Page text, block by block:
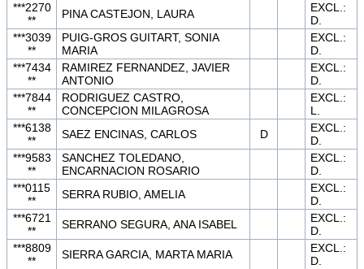
***2270
**
PINA CASTEJON, LAURA
EXCL.:
D.
***3039
**
PUIG-GROS GUITART, SONIA
MARIA
EXCL.:
D.
***7434
**
RAMIREZ FERNANDEZ, JAVIER
ANTONIO
EXCL.:
D.
***7844
**
RODRIGUEZ CASTRO,
CONCEPCION MILAGROSA
EXCL.:
L.
***6138
**
SAEZ ENCINAS, CARLOS D
EXCL.:
D.
***9583
**
SANCHEZ TOLEDANO,
ENCARNACION ROSARIO
EXCL.:
D.
***0115
**
SERRA RUBIO, AMELIA
EXCL.:
D.
***6721
**
SERRANO SEGURA, ANA ISABEL
EXCL.:
D.
***8809
**
SIERRA GARCIA, MARTA MARIA
EXCL.:
D.